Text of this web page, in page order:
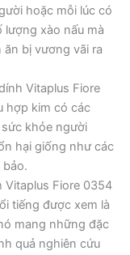
hoặc mỗi lúc có
lượng xào nấu mà
bị vương vãi ra
Vitaplus Fiore
hợp kim có các
khỏe người
hại giống như các
Fiore 0354
tiếng được xem là
mang những đặc
quả nghiên cứu